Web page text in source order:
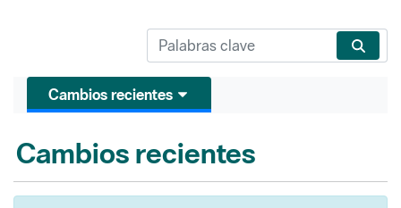
Cambios recientes
Cambios recientes